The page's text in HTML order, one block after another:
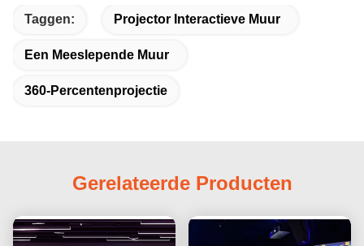
Taggen: Projector Interactieve Muur
Een Meeslepende Muur
360-Percentenprojectie
Gerelateerde Producten